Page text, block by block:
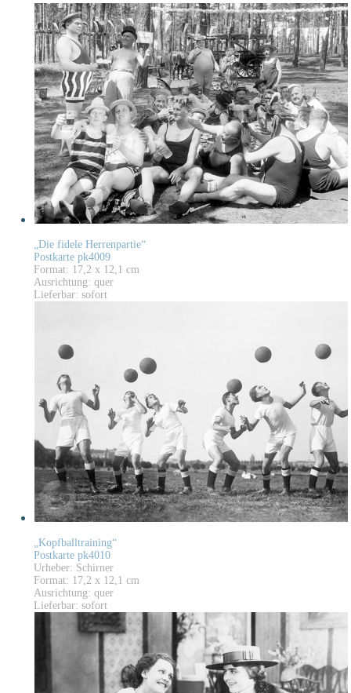
„Die fidele Herrenpartie“
Postkarte pk4009
Format: 17,2 x 12,1 cm
Ausrichtung: quer
Lieferbar: sofort
„Kopfballtraining“
Postkarte pk4010
Urheber: Schirner
Format: 17,2 x 12,1 cm
Ausrichtung: quer
Lieferbar: sofort